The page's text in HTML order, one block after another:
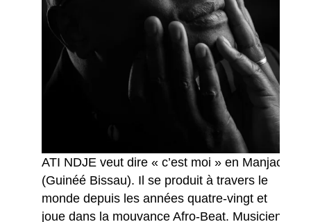
ATI NDJE veut dire « c’est moi » en Manjack
(Guinéé Bissau). Il se produit à travers le
monde depuis les années quatre-vingt et
joue dans la mouvance Afro-Beat. Musicien